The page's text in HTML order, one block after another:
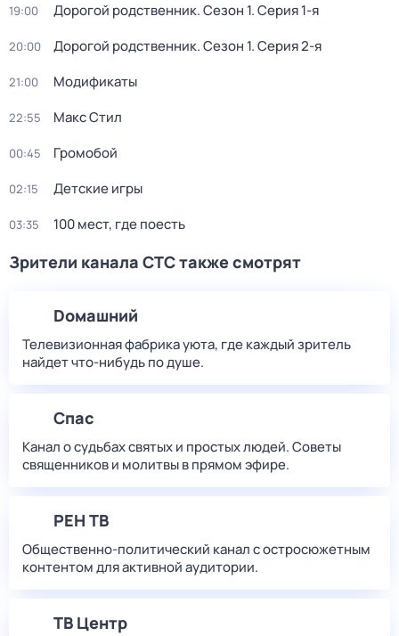
19:00 Дорогой родственник. Сезон 1. Серия 1-я
20:00 Дорогой родственник. Сезон 1. Серия 2-я
21:00 Модификаты
22:55 Макс Стил
00:45 Громобой
02:15 Детские игры
03:35 100 мест, где поесть
Зрители канала СТС также смотрят
Dомашний
Телевизионная фабрика уюта, где каждый зритель
найдет что‑нибудь по душе.
Спас
Канал о судьбах святых и простых людей. Советы
священников и молитвы в прямом эфире.
РЕН ТВ
Общественно-политический канал с остросюжетным
контентом для активной аудитории.
ТВ Центр